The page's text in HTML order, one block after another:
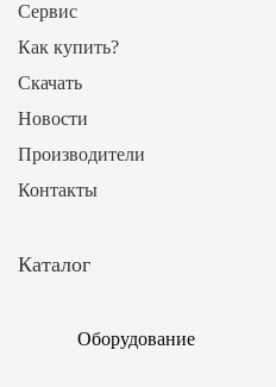
Сервис
Как купить?
Скачать
Новости
Производители
Контакты
Каталог
Оборудование